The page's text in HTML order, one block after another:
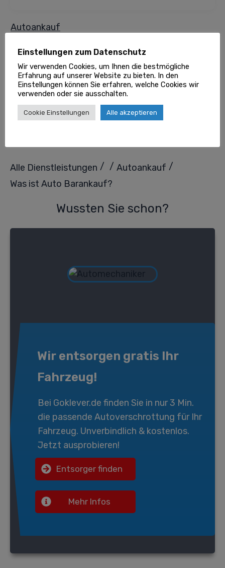
Autoankauf
Dieser Beitrag wurde redigiert und wird
regelmäßig geprüft von unsererGoklever
Redaktionund angeschlossenen Fachexperten.
TEILEN
Alle Dienstleistungen / / Autoankauf /
Was ist Auto Barankauf?
Wussten Sie schon?
Wir entsorgen gratis Ihr
Fahrzeug!
Bei Goklever.de finden Sie in nur 3 Min.
die passende Autoverschrottung für Ihr
Fahrzeug. Unverbindlich & kostenlos.
Jetzt ausprobieren!
Entsorger finden
Mehr Infos
Einstellungen zum Datenschutz
Wir verwenden Cookies, um Ihnen die bestmögliche
Erfahrung auf unserer Website zu bieten. In den
Einstellungen können Sie erfahren, welche Cookies wir
verwenden oder sie ausschalten.
Cookie Einstellungen Alle akzeptieren